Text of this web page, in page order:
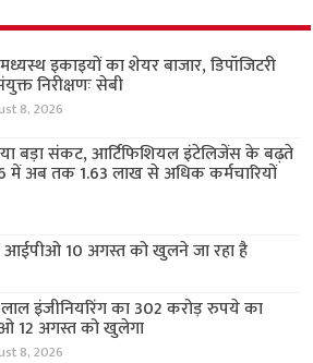
इकाइयों का शेयर बाजार, डिपॉजिटरी
निरीक्षणः सेबी
8, 2026
बड़ा संकट, आर्टिफिशियल इंटेलिजेंस के बढ़ते
अब तक 1.63 लाख से अधिक कर्मचारियों
आईपीओ 10 अगस्त को खुलने जा रहा है
लाल इंजीनियरिंग का 302 करोड़ रुपये का
12 अगस्त को खुलेगा
8, 2026